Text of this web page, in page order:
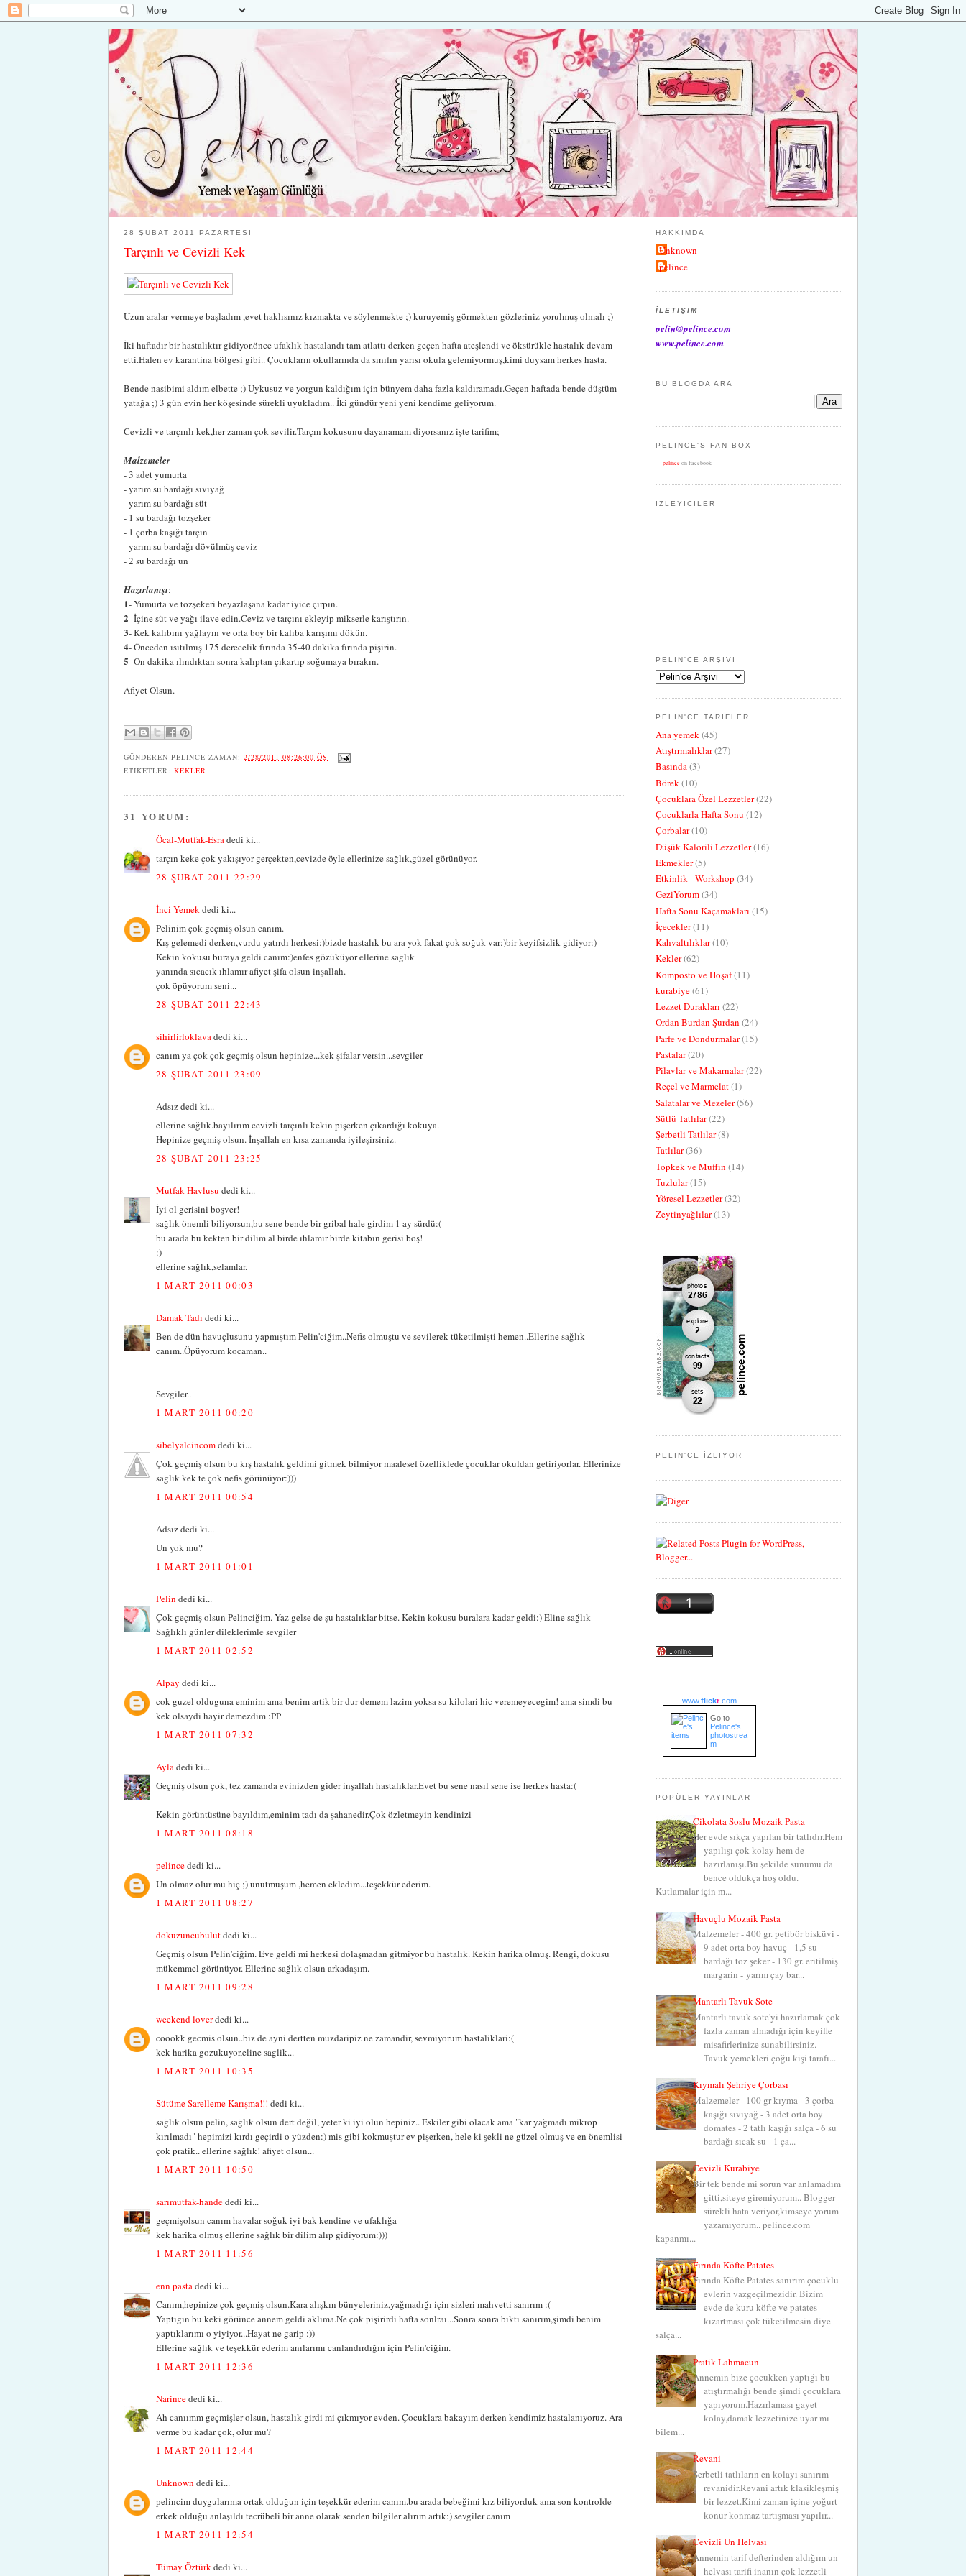
28 ŞUBAT 2011 PAZARTESI
Tarçınlı ve Cevizli Kek
Uzun aralar vermeye başladım ,evet haklısınız kızmakta ve söylenmekte ;) kuruyemiş görmekten gözleriniz yorulmuş olmalı ;)
İki haftadır bir hastalıktır gidiyor,önce ufaklık hastalandı tam atlattı derken geçen hafta ateşlendi ve öksürükle hastalık devam
etti.Halen ev karantina bölgesi gibi.. Çocukların okullarında da sınıfın yarısı okula gelemiyormuş,kimi duysam herkes hasta.
Bende nasibimi aldım elbette ;) Uykusuz ve yorgun kaldığım için bünyem daha fazla kaldıramadı.Geçen haftada bende düştüm
yatağa ;) 3 gün evin her köşesinde sürekli uyukladım.. İki gündür yeni yeni kendime geliyorum.
Cevizli ve tarçınlı kek,her zaman çok sevilir.Tarçın kokusunu dayanamam diyorsanız işte tarifim;
Malzemeler
- 3 adet yumurta
- yarım su bardağı sıvıyağ
- yarım su bardağı süt
- 1 su bardağı tozşeker
- 1 çorba kaşığı tarçın
- yarım su bardağı dövülmüş ceviz
- 2 su bardağı un
Hazırlanışı:
1- Yumurta ve tozşekeri beyazlaşana kadar iyice çırpın.
2- İçine süt ve yağı ilave edin.Ceviz ve tarçını ekleyip mikserle karıştırın.
3- Kek kalıbını yağlayın ve orta boy bir kalıba karışımı dökün.
4- Önceden ısıtılmış 175 derecelik fırında 35-40 dakika fırında pişirin.
5- On dakika ılındıktan sonra kalıptan çıkartıp soğumaya bırakın.
Afiyet Olsun.
GÖNDEREN PELINCE ZAMAN:2/28/2011 08:26:00 ÖS
ETIKETLER: KEKLER
31 YORUM:
Öcal-Mutfak-Esra dedi ki...
tarçın keke çok yakışıyor gerçekten,cevizde öyle.ellerinize sağlık,güzel görünüyor.
28 ŞUBAT 2011 22:29
İnci Yemek dedi ki...
Pelinim çok geçmiş olsun canım.
Kış gelemedi derken,vurdu yatırdı herkesi:)bizde hastalık bu ara yok fakat çok soğuk var:)bir keyifsizlik gidiyor:)
Kekin kokusu buraya geldi canım:)enfes gözüküyor ellerine sağlık
yanında sıcacık ıhlamır afiyet şifa olsun inşallah.
çok öpüyorum seni...
28 ŞUBAT 2011 22:43
sihirlirloklava dedi ki...
canım ya çok çok geçmiş olsun hepinize...kek şifalar versin...sevgiler
28 ŞUBAT 2011 23:09
Adsız dedi ki...
ellerine sağlık.bayılırım cevizli tarçınlı kekin pişerken çıkardığı kokuya.
Hepinize geçmiş olsun. İnşallah en kısa zamanda iyileşirsiniz.
28 ŞUBAT 2011 23:25
Mutfak Havlusu dedi ki...
İyi ol gerisini boşver!
sağlık önemli biliyorsun,bu sene bende bir gribal hale girdim 1 ay sürdü:(
bu arada bu kekten bir dilim al birde ıhlamır birde kitabın gerisi boş!
:)
ellerine sağlık,selamlar.
1 MART 2011 00:03
Damak Tadı dedi ki...
Ben de dün havuçlusunu yapmıştım Pelin'ciğim..Nefis olmuştu ve sevilerek tüketilmişti hemen..Ellerine sağlık
canım..Öpüyorum kocaman..
Sevgiler..
1 MART 2011 00:20
sibelyalcincomdedi ki...
Çok geçmiş olsun bu kış hastalık geldimi gitmek bilmiyor maalesef özelliklede çocuklar okuldan getiriyorlar. Ellerinize
sağlık kek te çok nefis görünüyor:)))
1 MART 2011 00:54
Adsız dedi ki...
Un yok mu?
1 MART 2011 01:01
Pelin dedi ki...
Çok geçmiş olsun Pelinciğim. Yaz gelse de şu hastalıklar bitse. Kekin kokusu buralara kadar geldi:) Eline sağlık
Sağlıklı günler dileklerimle sevgiler
1 MART 2011 02:52
Alpay dedi ki...
cok guzel olduguna eminim ama benim artik bir dur demem lazim yoksa su kilolari hic veremeyecegim! ama simdi bu
kek olsaydi hayir demezdim :PP
1 MART 2011 07:32
Ayla dedi ki...
Geçmiş olsun çok, tez zamanda evinizden gider inşallah hastalıklar.Evet bu sene nasıl sene ise herkes hasta:(
Kekin görüntüsüne bayıldım,eminim tadı da şahanedir.Çok özletmeyin kendinizi
1 MART 2011 08:18
pelincededi ki...
Un olmaz olur mu hiç ;) unutmuşum ,hemen ekledim...teşekkür ederim.
1 MART 2011 08:27
dokuzuncubulutdedi ki...
Geçmiş olsun Pelin'ciğim. Eve geldi mi herkesi dolaşmadan gitmiyor bu hastalık. Kekin harika olmuş. Rengi, dokusu
mükemmel görünüyor. Ellerine sağlık olsun arkadaşım.
1 MART 2011 09:28
weekend loverdedi ki...
coookk gecmis olsun..biz de ayni dertten muzdaripiz ne zamandir, sevmiyorum hastaliklari:(
kek harika gozukuyor,eline saglik...
1 MART 2011 10:35
Sütüme Sarelleme Karışma!!! dedi ki...
sağlık olsun pelin, sağlık olsun dert değil, yeter ki iyi olun hepiniz.. Eskiler gibi olacak ama "kar yağmadı mikrop
kırılmadı" hepimizi kırdı geçirdi o yüzden:) mis gibi kokmuştur ev pişerken, hele ki şekli ne güzel olmuş ve en önemlisi
çok pratik.. ellerine sağlık! afiyet olsun...
1 MART 2011 10:50
sarımutfak-handededi ki...
geçmişolsun canım havalar soğuk iyi bak kendine ve ufaklığa
kek harika olmuş ellerine sağlık bir dilim alıp gidiyorum:)))
1 MART 2011 11:56
enn pasta dedi ki...
Canım,hepinize çok geçmiş olsun.Kara alışkın bünyeleriniz,yağmadığı için sizleri mahvetti sanırım :(
Yaptığın bu keki görünce annem geldi aklıma.Ne çok pişirirdi hafta sonlraı...Sonra sonra bıktı sanırım,şimdi benim
yaptıklarımı o yiyiyor...Hayat ne garip :))
Ellerine sağlık ve teşekkür ederim anılarımı canlandırdığın için Pelin'ciğim.
1 MART 2011 12:36
Narincededi ki...
Ah canıımm geçmişler olsun, hastalık girdi mi çıkmıyor evden. Çocuklara bakayım derken kendimiz hastalanıyoruz. Ara
verme bu kadar çok, olur mu?
1 MART 2011 12:44
Unknown dedi ki...
pelincim duygularıma ortak olduğun için teşekkür ederim canım.bu arada bebeğimi kız biliyorduk ama son kontrolde
erkek olduğu anlaşıldı tecrübeli bir anne olarak senden bilgiler alırım artık:) sevgiler canım
1 MART 2011 12:54
Tümay Öztürk dedi ki...
HAKKIMDA
Unknown
pelince
İLETIŞIM
pelin@pelince.com
www.pelince.com
BU BLOGDA ARA
PELINCE'S FAN BOX
pelince on Facebook
İZLEYICILER
PELIN'CE ARŞIVI
PELIN'CE TARIFLER
Ana yemek(45)
Atıştırmalıklar(27)
Basında(3)
Börek(10)
Çocuklara Özel Lezzetler(22)
Çocuklarla Hafta Sonu (12)
Çorbalar(10)
Düşük Kalorili Lezzetler(16)
Ekmekler(5)
Etkinlik - Workshop (34)
GeziYorum(34)
Hafta Sonu Kaçamakları (15)
İçecekler(11)
Kahvaltılıklar(10)
Kekler(62)
Komposto ve Hoşaf(11)
kurabiye(61)
Lezzet Durakları (22)
Ordan Burdan Şurdan (24)
Parfe ve Dondurmalar(15)
Pastalar(20)
Pilavlar ve Makarnalar(22)
Reçel ve Marmelat(1)
Salatalar ve Mezeler(56)
Sütlü Tatlılar(22)
Şerbetli Tatlılar(8)
Tatlılar(36)
Topkek ve Muffın (14)
Tuzlular(15)
Yöresel Lezzetler(32)
Zeytinyağlılar(13)
PELIN'CE İZLIYOR
www.flickr.com
Go to
Pelince's
photostrea
m
POPÜLER YAYINLAR
Çikolata Soslu Mozaik Pasta
Her evde sıkça yapılan bir tatlıdır.Hem
yapılışı çok kolay hem de
hazırlanışı.Bu şekilde sunumu da
bence oldukça hoş oldu.
Kutlamalar için m...
Havuçlu Mozaik Pasta
Malzemeler - 400 gr. petibör bisküvi -
9 adet orta boy havuç - 1,5 su
bardağı toz şeker - 130 gr. eritilmiş
margarin - yarım çay bar...
Mantarlı Tavuk Sote
Mantarlı tavuk sote'yi hazırlamak çok
fazla zaman almadığı için keyifle
misafirlerinize sunabilirsiniz.
Tavuk yemekleri çoğu kişi tarafı...
Kıymalı Şehriye Çorbası
Malzemeler - 100 gr kıyma - 3 çorba
kaşığı sıvıyağ - 3 adet orta boy
domates - 2 tatlı kaşığı salça - 6 su
bardağı sıcak su - 1 ça...
Cevizli Kurabiye
Bir tek bende mi sorun var anlamadım
gitti,siteye giremiyorum.. Blogger
sürekli hata veriyor,kimseye yorum
yazamıyorum.. pelince.com
kapanmı...
Fırında Köfte Patates
Fırında Köfte Patates sanırım çocuklu
evlerin vazgeçilmezidir. Bizim
evde de kuru köfte ve patates
kızartması çok tüketilmesin diye
salça...
Pratik Lahmacun
Annemin bize çocukken yaptığı bu
atıştırmalığı bende şimdi çocuklara
yapıyorum.Hazırlaması gayet
kolay,damak lezzetinize uyar mı
bilem...
Revani
Şerbetli tatlıların en kolayı sanırım
revanidir.Revani artık klasikleşmiş
bir lezzet.Kimi zaman içine yoğurt
konur konmaz tartışması yapılır...
Cevizli Un Helvası
Annemin tarif defterinden aldığım un
helvası tarifi inanın çok lezzetli